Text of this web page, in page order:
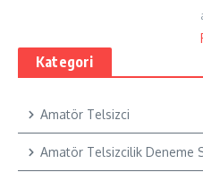
Kategori
Amatör Telsizci
Amatör Telsizcilik Deneme